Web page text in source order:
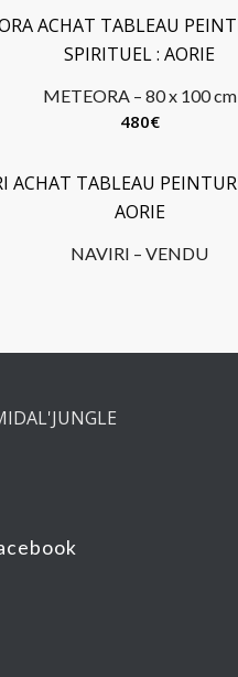
METEORA – 80 x 100 cm
480€
NAVIRI – VENDU